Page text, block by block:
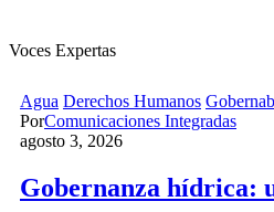
Voces Expertas
Agua Derechos Humanos
PorComunicaciones Integradas
agosto 3, 2026
Gobernanza hídrica: